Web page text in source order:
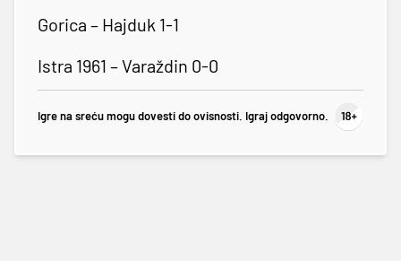
Gorica – Hajduk 1-1
Istra 1961 – Varaždin 0-0
Igre na sreću mogu dovesti do ovisnosti. Igraj odgovorno.